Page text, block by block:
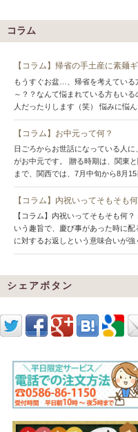
コラム
【コラム】帰省の手土産に素麺
もうすぐお盆…、帰省を考えている
～？？なんて悩まれている方もい
人だったりします（笑） 悩みに悩
【コラム】お中元って何？
日ごろからお世話になっている人
がお中元です。 贈る時期は、関東
まで、関西では、7月中旬から8月
【コラム】内祝いってそもそも何
【コラム】内祝いってそもそも何
いう趣旨で、慶び事があった時に
に対するお返しという意味合いが
シェアボタン